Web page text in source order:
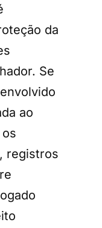
da
Se
ao
registros